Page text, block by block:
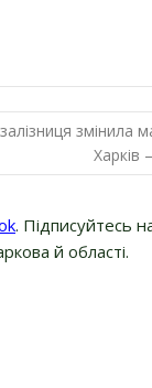
змінила
Харків
. Підписуйтесь
й області.